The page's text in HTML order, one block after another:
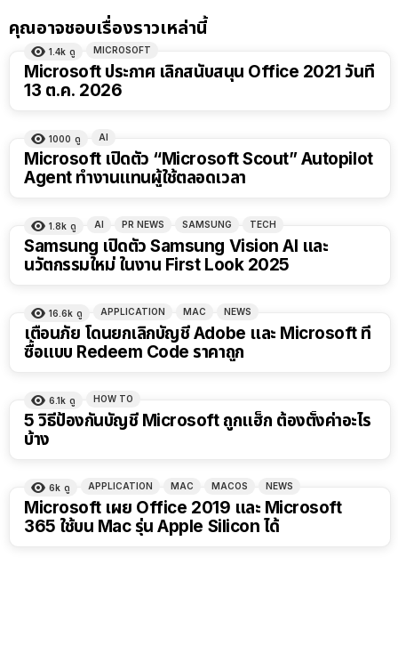
คุณอาจชอบเรื่องราวเหล่านี้
1.4k ดู MICROSOFT
Microsoft ประกาศ เลิกสนับสนุน Office 2021 วันที่
13 ต.ค. 2026
1000 ดู AI
Microsoft เปิดตัว “Microsoft Scout” Autopilot
Agent ทำงานแทนผู้ใช้ตลอดเวลา
1.8k ดู AI PR NEWS SAMSUNG TECH
Samsung เปิดตัว Samsung Vision AI และ
นวัตกรรมใหม่ ในงาน First Look 2025
16.6k ดู APPLICATION MAC NEWS
เตือนภัย โดนยกเลิกบัญชี Adobe และ Microsoft ที่
ซื้อแบบ Redeem Code ราคาถูก
6.1k ดู HOW TO
5 วิธีป้องกันบัญชี Microsoft ถูกแฮ็ก ต้องตั้งค่าอะไร
บ้าง
6k ดู APPLICATION MAC MACOS NEWS
Microsoft เผย Office 2019 และ Microsoft
365 ใช้บน Mac รุ่น Apple Silicon ได้